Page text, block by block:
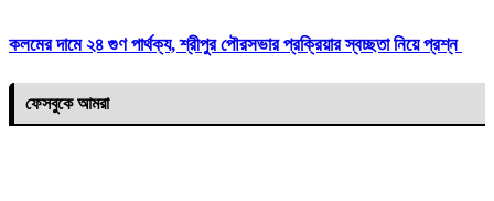
কলমের দামে ২৪ গুণ পার্থক্য, শ্রীপুর পৌরসভার প্রক্রিয়ার স্বচ্ছতা নিয়ে প্রশ্ন
ফেসবুকে আমরা